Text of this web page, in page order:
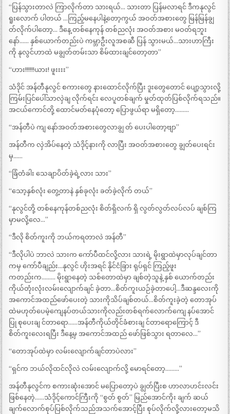
“ပြန်သွားတာလဲ ကြာလိုက်တာ သားရယ်… သားတာ ပြန်မလာရင် ဒီကနုလွင်
ရူးလောက် ပါတယ် …ကြည့်မနေပါနဲ့တော့ကွယ် အဝတ်အစားတွေ မြန်မြန်ချွ
တ်လိုက်ပါတော့… ဒီနေ့ တစ်နေကုန် တစ်ညလုံး အဝတ်အစား မဝတ်ရဘူး
နော်…… နှစ်ယောက်တည်းပဲ ကမ္ဘာဦးလူအစဆီ ပြန် သွားမယ်…သားဟာကြီး
ကို နုလွင်ဟာထဲ မချွတ်တမ်းသာ စိမ်ထားချင်တော့တာ”
“ဟား!!!!!!ယား! ဖူးးးး”
သံဒိုင် အန်တီနုလွင် စကားတွေ နားထောင်လိုက်ပြီး ဒူးတွေတောင် ပျော့သွားလို့
ကြမ်းပြင်ပေါ်သာလှဲချ လိုက်ရင်း လေပူတစ်ချက် မှုတ်ထုတ်ပြစ်လိုက်ရသည်။
အငယ်ကောင်တို့ ထောင်မတ်နေပုံတော့ ပြောဖွယ်ရာ မရှိတော့………
“အန်တီပဲ ကျ နော်အဝတ်အစားတွေလာချွ တ် ပေးပါတော့ဗျာ”
အန်တီက လှဲအိပ်နေတဲ့ သံဒိုင့်နားကို လာပြီး အဝတ်အစားတွေ ချွတ်ပေးရင်း
မှ……
“ခြံတံခါး သေချာပိတ်ခဲ့ရဲ့လား သား”
“သော့နှစ်လုံး တွေ့တာနဲ နှစ်ခုလုံး ခတ်ခဲ့လိုက် တယ်”
“နုလွင်တို့ တစ်နေကုန်တစ်ညလုံး စိတ်ရှိလက် ရှိ လွတ်လွတ်လပ်လပ် ချစ်ကြ
မှာမလို့လေ…”
“ဒီလို စိတ်ကူးကို ဘယ်ကရတာလဲ အန်တီ”
“ဒီလိုပါပဲ ဘာလဲ သားက ကော်ပီထင်လို့လား သားရဲ့ မိုးရွာထဲမှာလုပ်ချင်တာ
ကမှ ကော်ပီချည်း…နုလွင် ဟိုးအရင် နိုင်ငံခြား ရုပ်ရှင် ကြည့်ဖူး
ကတည်းက……… မိုးရွာနေတဲ့ သစ်တောထဲမှာ ချစ်တဲ့သူနဲ့ နှစ် ယောက်တည်း
ကိုယ်တုံးလုံးလမ်းလျောက်ချင် ခဲ့တာ…စိတ်ကူးယဉ်ခဲ့တာပေါ့…ဒီဆန္ဒလေးကို
အကောင်အထည်ဖော်ပေးတဲ့ သားကိုသိပ်ချစ်တယ်…စိတ်ကူးခဲ့တဲ့ တောအုပ်
ထဲမဟုတ်ပေမဲ့ကျေနပ်တယ်သားကိုလည်းတစ်ရက်လောက်ကျေ နပ်အောင်
ပြု စုပေးချ င်တာရော……အန်တီကိုယ်တိုင်ခံစားချ င်တာရောကြောင့် ဒီ
စိတ်ကူးလေးရပြီး ဒီနေ့မှ အကောင်အထည် ဖော်ဖြစ်သွား ရတာလေ…”
“တောအုပ်ထဲမှာ လမ်းလျောက်ချင်တာပဲလား”
“ရှင်က ဘယ်လိုထင်လိုလဲ လမ်းလျောက်လို့ မောရင်တော့………”
အန်တီနုလွင်က စကားဆုံးအောင် မပြောတော့ပဲ ချွတ်ပြီးစ ဟာလာဟင်းလင်း
ဖြစ်နေတဲ့……သံဒိုင့်ကောင်ကြီးကို “စွတ် စွတ်” မြည်အောင်ကိုး ချက် ဆယ်
ချက်လောက်စုပ်ပြစ်လိုက်သည်အသက်အောင့်ပြီး စုပ်လိုက်လို့လားတော့မသိ